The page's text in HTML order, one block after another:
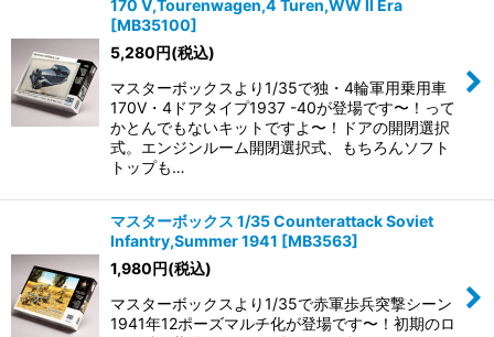
170 V,Tourenwagen,4 Turen,WW II Era
[MB35100]
5,280円(税込)
マスターボックスより1/35で独・4輪軍用乗用車
170V・4ドアタイプ1937 -40が登場です〜！って
かとんでもないキットですよ〜！ドアの開閉選択
式。エンジンルーム開閉選択式、もちろんソフト
トップも…
マスターボックス 1/35 Counterattack Soviet
Infantry,Summer 1941 [MB3563]
1,980円(税込)
マスターボックスより1/35で赤軍歩兵突撃シーン
1941年12ポーズマルチ化が登場です〜！初期のロ